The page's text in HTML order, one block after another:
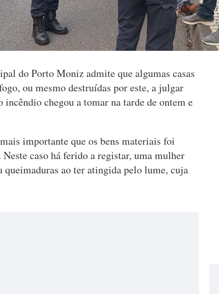
do Porto Moniz admite que algumas casas
ou mesmo destruídas por este, a julgar
incêndio chegou a tomar na tarde de ontem e
importante que os bens materiais foi
caso há ferido a registar, uma mulher
queimaduras ao ter atingida pelo lume, cuja